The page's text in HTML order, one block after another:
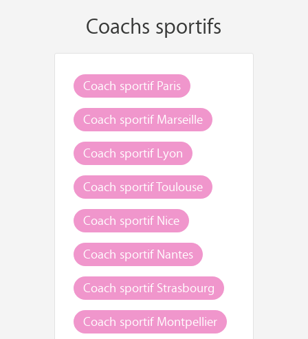
Coachs sportifs
Coach sportif Paris
Coach sportif Marseille
Coach sportif Lyon
Coach sportif Toulouse
Coach sportif Nice
Coach sportif Nantes
Coach sportif Strasbourg
Coach sportif Montpellier